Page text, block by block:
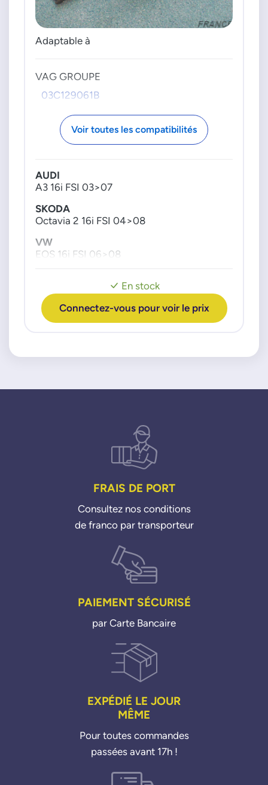
Adaptable à
VAG GROUPE
03C129061B
Voir toutes les compatibilités
En stock
Connectez-vous pour voir le prix
AUDI
A3 16i FSI 03>07
SKODA
Octavia 2 16i FSI 04>08
VW
EOS 16i FSI 06>08
Golf 5 16u FSI 03>08
Jetta 3 14i TSI 06>10
Jetta 3 16i FSI 05>10
Passat 16i FSI 05>08
FRAIS DE PORT
Consultez nos conditions
de franco par transporteur
PAIEMENT SÉCURISÉ
par Carte Bancaire
EXPÉDIÉ LE JOUR
MÊME
Pour toutes commandes
passées avant 17h !